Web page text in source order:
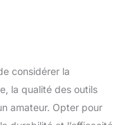
considérer la
la qualité des outils
amateur. Opter pour